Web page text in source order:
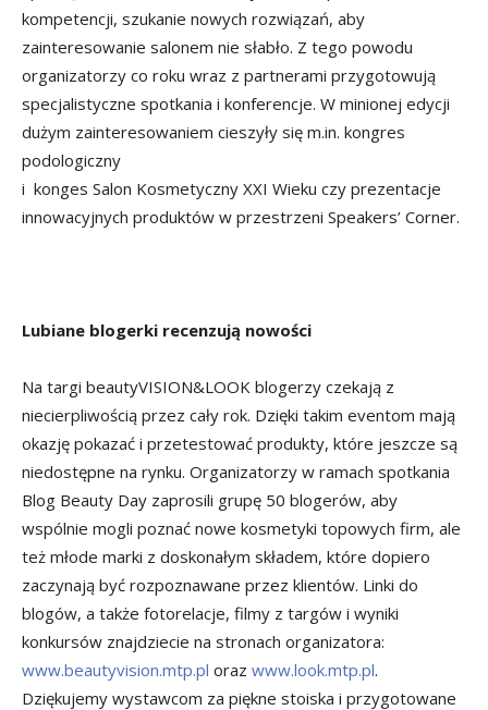
kompetencji, szukanie nowych rozwiązań, aby
zainteresowanie salonem nie słabło. Z tego powodu
organizatorzy co roku wraz z partnerami przygotowują
specjalistyczne spotkania i konferencje. W minionej edycji
dużym zainteresowaniem cieszyły się m.in. kongres
podologiczny
i konges Salon Kosmetyczny XXI Wieku czy prezentacje
innowacyjnych produktów w przestrzeni Speakers’ Corner.
Lubiane blogerki recenzują nowości
Na targi beautyVISION&LOOK blogerzy czekają z
niecierpliwością przez cały rok. Dzięki takim eventom mają
okazję pokazać i przetestować produkty, które jeszcze są
niedostępne na rynku. Organizatorzy w ramach spotkania
Blog Beauty Day zaprosili grupę 50 blogerów, aby
wspólnie mogli poznać nowe kosmetyki topowych firm, ale
też młode marki z doskonałym składem, które dopiero
zaczynają być rozpoznawane przez klientów. Linki do
blogów, a także fotorelacje, filmy z targów i wyniki
konkursów znajdziecie na stronach organizatora:
www.beautyvision.mtp.pl oraz www.look.mtp.pl.
Dziękujemy wystawcom za piękne stoiska i przygotowane